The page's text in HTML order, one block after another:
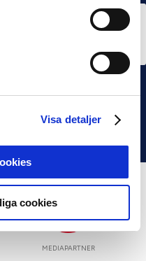
Visa detaljer
cookies
till i Ligacupens P19-final
MEDIAPARTNER